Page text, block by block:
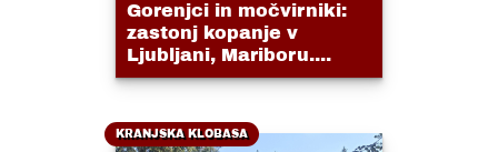
Gorenjci in močvirniki:
zastonj kopanje v
Ljubljani, Mariboru....
KRANJSKA KLOBASA